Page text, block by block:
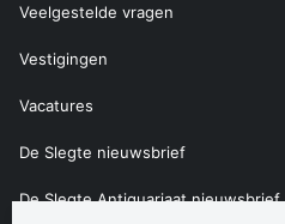
Veelgestelde vragen
Vestigingen
Vacatures
De Slegte nieuwsbrief
De Slegte Antiquariaat nieuwsbrief